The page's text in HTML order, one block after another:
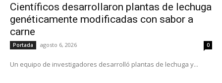
Científicos desarrollaron plantas de lechuga
genéticamente modificadas con sabor a
carne
Portada agosto 6, 2026 0
Un equipo de investigadores desarrolló plantas de lechuga y...